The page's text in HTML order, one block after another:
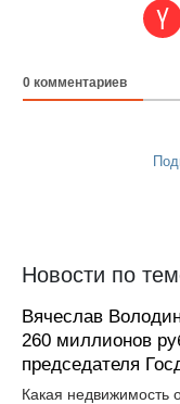
0 комментариев
Новости по
Вячеслав
260 миллионов
председателя
Какая недвижимость